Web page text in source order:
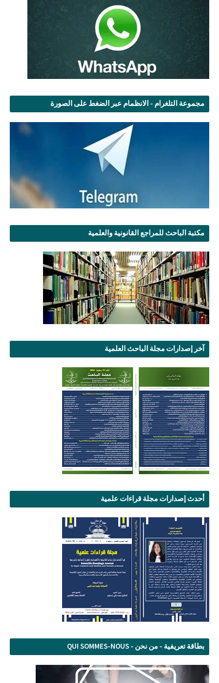
مجموعة التلغرام - الانظمام عبر الضغط على الصورة
مكتبة الباحث للمراجع القانونية والعلمية
آخر إصدارات مجلة الباحث العلمية
أحدث إصدارات مجلة قراءات علمية
بطاقة تعريفية - من نحن - QUI SOMMES-NOUS